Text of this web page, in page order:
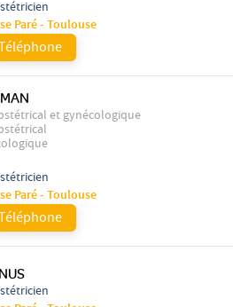
Paré - Toulouse
et gynécologique
Paré - Toulouse